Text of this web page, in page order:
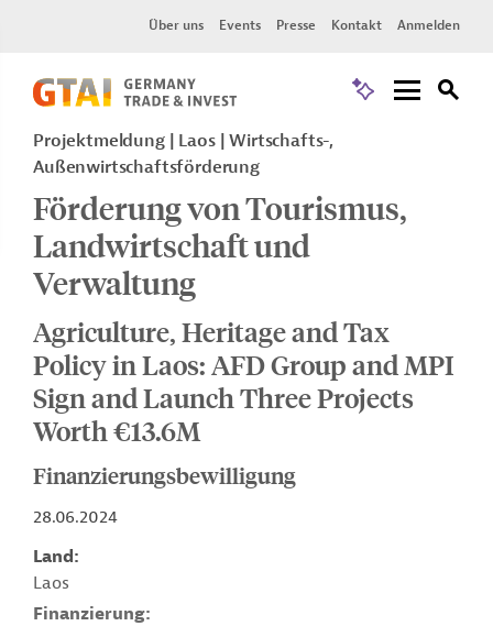
Über uns Events Presse Kontakt Anmelden
Projektmeldung Laos
Wirtschafts-,
Außenwirtschaftsförderung
Förderung von Tourismus,
Landwirtschaft und
Verwaltung
Agriculture, Heritage and Tax
Policy in Laos: AFD Group and MPI
Sign and Launch Three Projects
Worth €13.6M
Finanzierungsbewilligung
28.06.2024
Land
Laos
Finanzierung